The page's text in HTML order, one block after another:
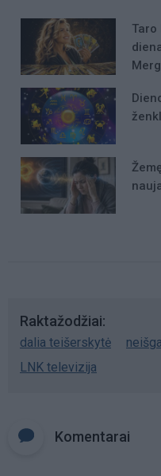
Raktažodžiai
dalia teišerskytė
LNK televizija
Komentarai